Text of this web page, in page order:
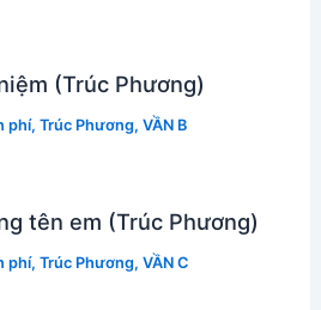
(Trúc Phương)
phí, Trúc Phương, VẦN B
tên em (Trúc Phương)
phí, Trúc Phương, VẦN C